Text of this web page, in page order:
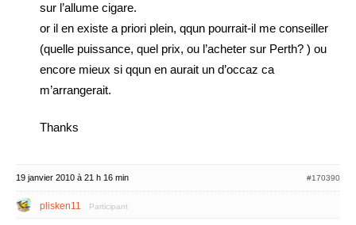
sur l’allume cigare.
or il en existe a priori plein, qqun pourrait-il me conseiller
(quelle puissance, quel prix, ou l’acheter sur Perth? ) ou
encore mieux si qqun en aurait un d’occaz ca
m’arrangerait.
Thanks
19 janvier 2010 à 21 h 16 min #170390
plisken11 Participant